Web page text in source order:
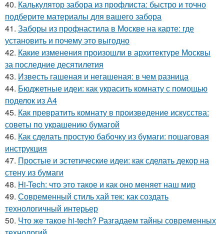
40. Калькулятор забора из профлиста: быстро и точно
подберите материалы для вашего забора
41. Заборы из профнастила в Москве на карте: где
установить и почему это выгодно
42. Какие изменения произошли в архитектуре Москвы
за последние десятилетия
43. Известь гашеная и негашеная: в чем разница
44. Бюджетные идеи: как украсить комнату с помощью
поделок из А4
45. Как превратить комнату в произведение искусства:
советы по украшению бумагой
46. Как сделать простую бабочку из бумаги: пошаговая
инструкция
47. Простые и эстетические идеи: как сделать декор на
стену из бумаги
48. Hi-Tech: что это такое и как оно меняет наш мир
49. Современный стиль хай тек: как создать
технологичный интерьер
50. Что же такое hi-tech? Разгадаем тайны современных